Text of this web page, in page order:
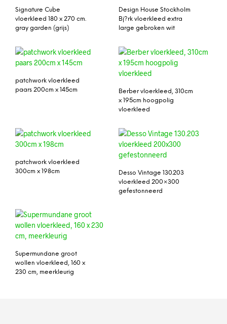
Signature Cube
vloerkleed 180 x 270 cm.
gray garden (grijs)
Design House Stockholm
Bj?rk vloerkleed extra
large gebroken wit
patchwork vloerkleed
paars 200cm x 145cm
Berber vloerkleed, 310cm
x 195cm hoogpolig
vloerkleed
patchwork vloerkleed
300cm x 198cm
Desso Vintage 130.203
vloerkleed 200×300
gefestonneerd
Supermundane groot
wollen vloerkleed, 160 x
230 cm, meerkleurig